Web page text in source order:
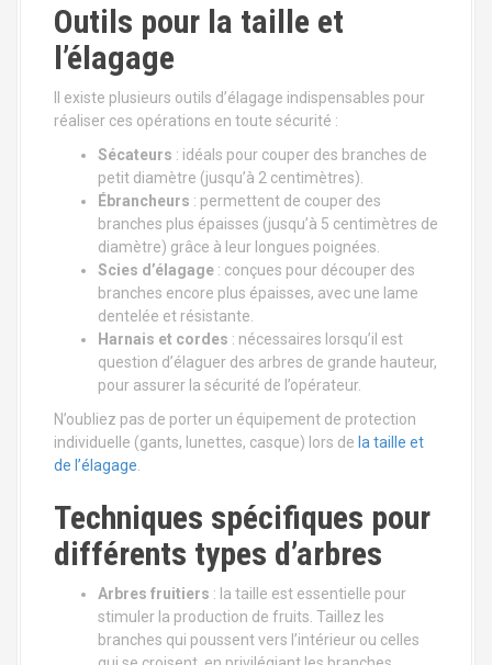
Outils pour la taille et
l’élagage
Il existe plusieurs outils d’élagage indispensables pour
réaliser ces opérations en toute sécurité :
Sécateurs : idéals pour couper des branches de
petit diamètre (jusqu’à 2 centimètres).
Ébrancheurs : permettent de couper des
branches plus épaisses (jusqu’à 5 centimètres de
diamètre) grâce à leur longues poignées.
Scies d’élagage : conçues pour découper des
branches encore plus épaisses, avec une lame
dentelée et résistante.
Harnais et cordes : nécessaires lorsqu’il est
question d’élaguer des arbres de grande hauteur,
pour assurer la sécurité de l’opérateur.
N’oubliez pas de porter un équipement de protection
individuelle (gants, lunettes, casque) lors de la taille et
de l’élagage
Techniques spécifiques pour
différents types d’arbres
Arbres fruitiers : la taille est essentielle pour
stimuler la production de fruits. Taillez les
branches qui poussent vers l’intérieur ou celles